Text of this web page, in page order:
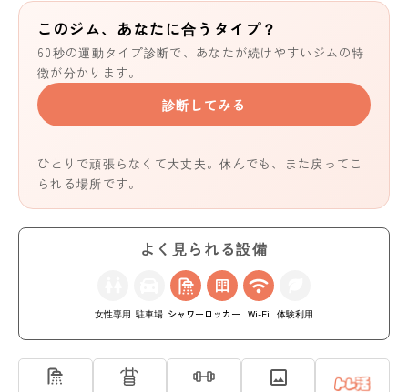
このジム、あなたに合うタイプ？
60秒の運動タイプ診断で、あなたが続けやすいジムの特
徴が分かります。
診断してみる
ひとりで頑張らなくて大丈夫。休んでも、また戻ってこ
られる場所です。
よく見られる設備
女性専用 駐車場 シャワー ロッカー Wi-Fi 体験利用